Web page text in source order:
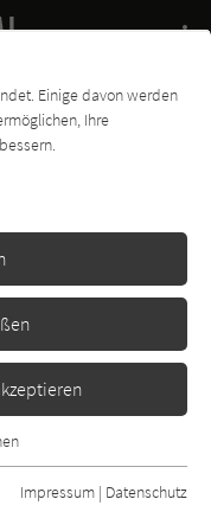
Charts
dunkle
Einige davon werden
Ihre
Funktionen der
dass die Webseite
Impressum | Datenschutz